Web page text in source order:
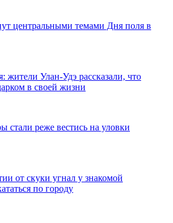
центральными темами Дня поля в
жители Улан-Удэ рассказали, что
в своей жизни
стали реже вестись на уловки
от скуки угнал у знакомой
по городу